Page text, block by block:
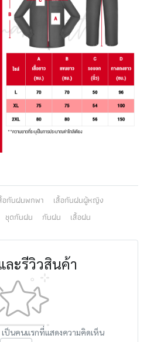
อกันฝนพกพา
เสื้อกันฝนผู้หญิง
ชุดกันฝน กันฝน เสื้อฝน
ะรีวิวสินค้า
ป็นคนแรกที่แสดงความคิดเห็น